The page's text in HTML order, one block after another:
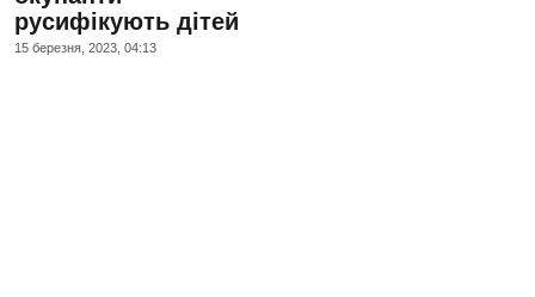
русифікують дітей
15 березня, 2023, 04:13